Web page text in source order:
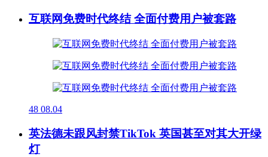
互联网免费时代终结 全面付费用户被套路
48 08.04
英法德未跟风封禁TikTok 英国甚至对其大开绿
灯